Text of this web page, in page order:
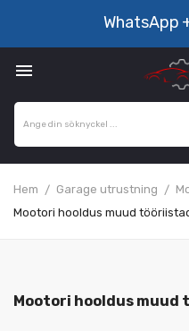
WhatsApp

Hem Garage utrustning
Mootori hooldus muud
Mootori hooldus muud